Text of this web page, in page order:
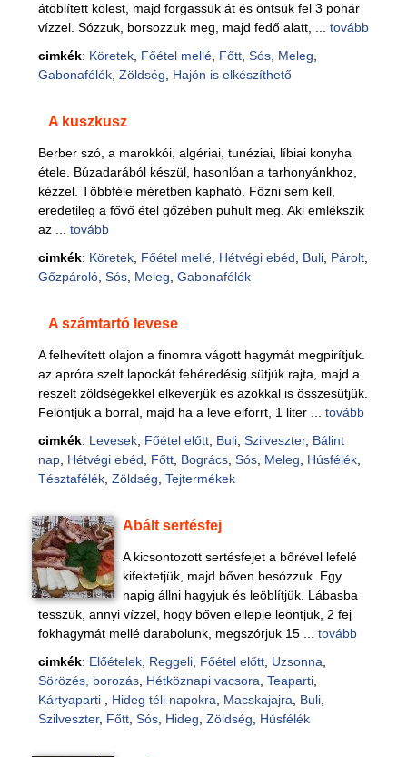
átöblített kölest, majd forgassuk át és öntsük fel 3 pohár
vízzel. Sózzuk, borsozzuk meg, majd fedő alatt, ... tovább
cimkék: Köretek, Főétel mellé, Főtt, Sós, Meleg
Gabonafélék, Zöldség Hajón is elkészíthető
A kuszkusz
Berber szó, a marokkói, algériai, tunéziai, líbiai konyha
étele. Búzadarából készül, hasonlóan a tarhonyánkhoz,
kézzel. Többféle méretben kapható. Főzni sem kell,
eredetileg a fővő étel gőzében puhult meg. Aki emlékszik
az ... tovább
cimkék: Köretek, Főétel mellé, Hétvégi ebéd Buli, Párolt,
Gőzpároló, Sós, Meleg Gabonafélék
A számtartó levese
A felhevített olajon a finomra vágott hagymát megpirítjuk.
az apróra szelt lapockát fehéredésig sütjük rajta, majd a
reszelt zöldségekkel elkeverjük és azokkal is összesütjük.
Felöntjük a borral, majd ha a leve elforrt, 1 liter ... tovább
cimkék: Levesek, Főétel előtt, Buli, Szilveszter, Bálint
nap, Hétvégi ebéd Főtt, Bogrács, Sós, Meleg Húsfélék,
Tésztafélék, Zöldség Tejtermékek
Abált sertésfej
A kicsontozott sertésfejet a bőrével lefelé
kifektetjük, majd bőven besózzuk. Egy
napig állni hagyjuk és leöblítjük. Lábasba
tesszük, annyi vízzel, hogy bőven ellepje leöntjük, 2 fej
fokhagymát mellé darabolunk, megszórjuk 15 ... tovább
cimkék: Előételek, Reggeli, Főétel előtt, Uzsonna
Sörözés, borozás, Hétköznapi vacsora Teaparti,
Kártyaparti
Hideg téli napokra Macskajajra Buli,
Szilveszter, Főtt, Sós, Hideg Zöldség Húsfélék